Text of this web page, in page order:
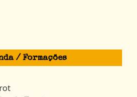
/ Formações